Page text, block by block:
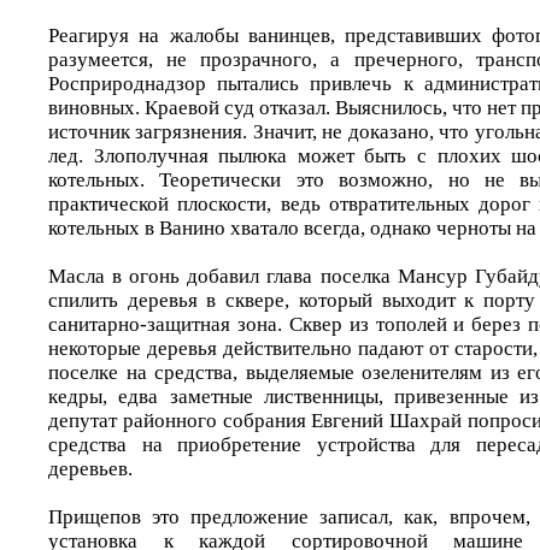
Реагируя на жалобы ванинцев, представивших
разумеется, не прозрачного, а пречерного,
Росприроднадзор пытались привлечь к
виновных. Краевой суд отказал. Выяснилось, что нет
источник загрязнения. Значит, не доказано, что
лед. Злополучная пылюка может быть с плохих
котельных. Теоретически это возможно, но не
практической плоскости, ведь отвратительных
котельных в Ванино хватало всегда, однако черноты
Масла в огонь добавил глава поселка Мансур
спилить деревья в сквере, который выходит к
санитарно-защитная зона. Сквер из тополей и берез
некоторые деревья действительно падают от
поселке на средства, выделяемые озеленителям из
кедры, едва заметные лиственницы, привезенные
депутат районного собрания Евгений Шахрай
средства на приобретение устройства для
деревьев.
Прищепов это предложение записал, как,
установка к каждой сортировочной машине